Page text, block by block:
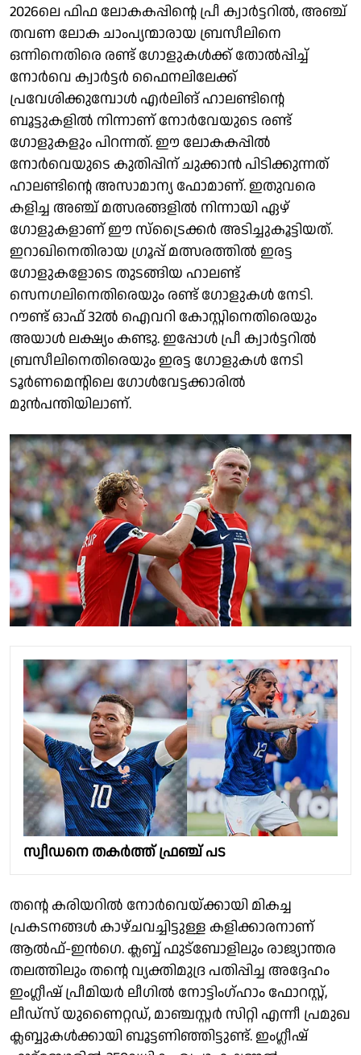
2026ലെ ഫിഫ ലോകകപ്പിൻ്റെ പ്രീ ക്വാർട്ടറിൽ, അഞ്ച്
തവണ ലോക ചാംപ്യന്മാരായ ബ്രസീലിനെ
ഒന്നിനെതിരെ രണ്ട് ഗോളുകൾക്ക് തോൽപ്പിച്ച്
നോർവെ ക്വാർട്ടർ ഫൈനലിലേക്ക്
പ്രവേശിക്കുമ്പോൾ എർലിങ് ഹാലണ്ടിൻ്റെ
ബൂട്ടുകളിൽ നിന്നാണ് നോർവേയുടെ രണ്ട്
ഗോളുകളും പിറന്നത്. ഈ ലോകകപ്പിൽ
നോർവെയുടെ കുതിപ്പിന് ചുക്കാൻ പിടിക്കുന്നത്
ഹാലണ്ടിൻ്റെ അസാമാന്യ ഫോമാണ്. ഇതുവരെ
കളിച്ച അഞ്ച് മത്സരങ്ങളിൽ നിന്നായി ഏഴ്
ഗോളുകളാണ് ഈ സ്ട്രൈക്കർ അടിച്ചുകൂട്ടിയത്.
ഇറാഖിനെതിരായ ഗ്രൂപ്പ് മത്സരത്തിൽ ഇരട്ട
ഗോളുകളോടെ തുടങ്ങിയ ഹാലണ്ട്
സെനഗലിനെതിരെയും രണ്ട് ഗോളുകൾ നേടി.
റൗണ്ട് ഓഫ് 32ൽ ഐവറി കോസ്റ്റിനെതിരെയും
അയാൾ ലക്ഷ്യം കണ്ടു. ഇപ്പോൾ പ്രീ ക്വാർട്ടറിൽ
ബ്രസീലിനെതിരെയും ഇരട്ട ഗോളുകൾ നേടി
ടൂർണമെൻ്റിലെ ഗോൾവേട്ടക്കാരിൽ
മുൻപന്തിയിലാണ്.
സ്വീഡനെ തകർത്ത് ഫ്രഞ്ച് പട
തൻ്റെ കരിയറിൽ നോർവെയ്ക്കായി മികച്ച
പ്രകടനങ്ങൾ കാഴ്ചവച്ചിട്ടുള്ള കളിക്കാരനാണ്
ആൽഫ്-ഇൻഗെ. ക്ലബ്ബ് ഫുട്ബോളിലും രാജ്യാന്തര
തലത്തിലും തന്റെ വ്യക്തിമുദ്ര പതിപ്പിച്ച അദ്ദേഹം
ഇംഗ്ലീഷ് പ്രീമിയർ ലീഗിൽ നോട്ടിംഗ്ഹാം ഫോറസ്റ്റ്,
ലീഡ്‌സ് യുണൈറ്റഡ്, മാഞ്ചസ്റ്റർ സിറ്റി എന്നീ പ്രമുഖ
ക്ലബ്ബുകൾക്കായി ബൂട്ടണിഞ്ഞിട്ടുണ്ട്. ഇംഗ്ലീഷ്